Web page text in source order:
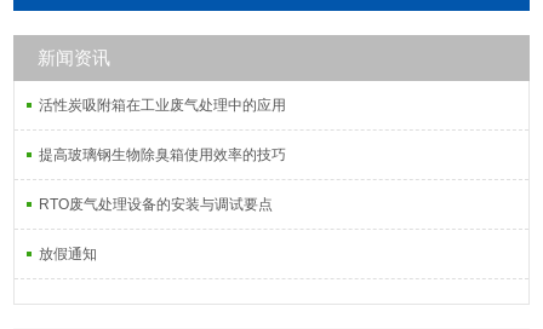
五、催化燃烧设备CO工艺原
新闻资讯
活性炭吸附箱在工业废气处理中的应用
提高玻璃钢生物除臭箱使用效率的技巧
RTO废气处理设备的安装与调试要点
放假通知